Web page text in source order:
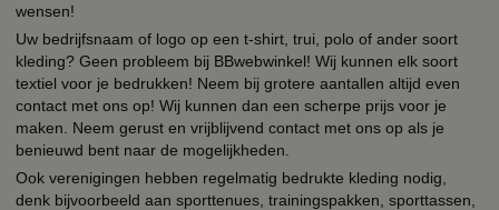
wensen!
Uw bedrijfsnaam of logo op een t-shirt, trui, polo of ander soort
kleding? Geen probleem bij BBwebwinkel! Wij kunnen elk soort
textiel voor je bedrukken! Neem bij grotere aantallen altijd even
contact met ons op! Wij kunnen dan een scherpe prijs voor je
maken. Neem gerust en vrijblijvend contact met ons op als je
benieuwd bent naar de mogelijkheden.
Ook verenigingen hebben regelmatig bedrukte kleding nodig,
denk bijvoorbeeld aan sporttenues, trainingspakken, sporttassen,